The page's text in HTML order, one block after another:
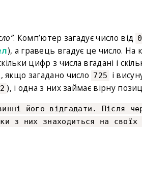
. Комп’ютер загадує число від 0
), а гравець вгадує це число. На
цифр з числа вгадані і
якщо загадано число 725
і
2 ), і одна з них займає вірну
його відгадати. Після
з них знаходиться на своїх